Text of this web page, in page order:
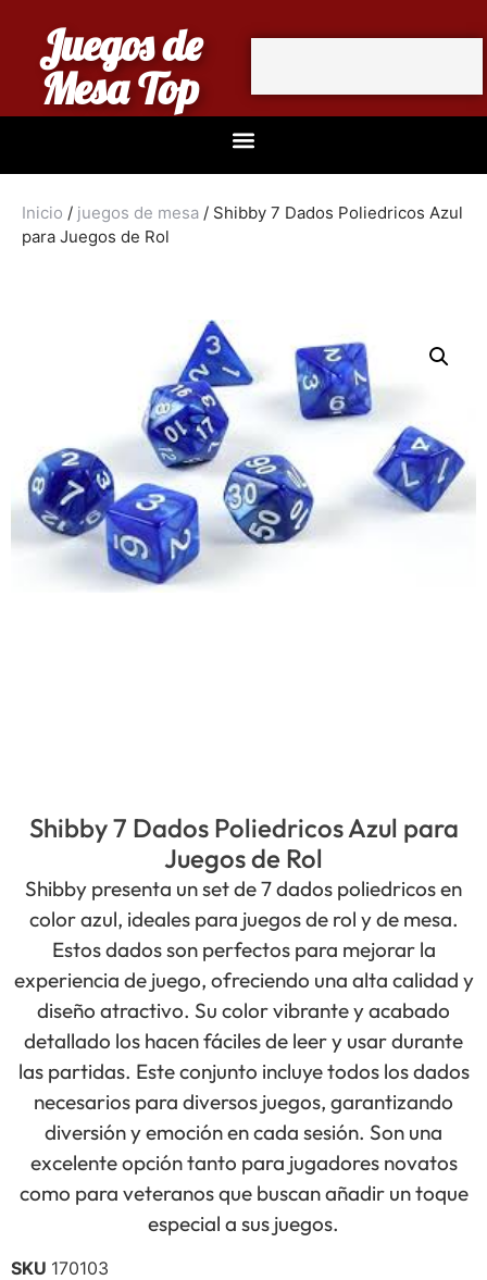
Juegos de
Mesa Top
Inicio / juegos de mesa / Shibby 7 Dados Poliedricos Azul
para Juegos de Rol
Shibby 7 Dados Poliedricos Azul para
Juegos de Rol
Shibby presenta un set de 7 dados poliedricos en
color azul, ideales para juegos de rol y de mesa.
Estos dados son perfectos para mejorar la
experiencia de juego, ofreciendo una alta calidad y
diseño atractivo. Su color vibrante y acabado
detallado los hacen fáciles de leer y usar durante
las partidas. Este conjunto incluye todos los dados
necesarios para diversos juegos, garantizando
diversión y emoción en cada sesión. Son una
excelente opción tanto para jugadores novatos
como para veteranos que buscan añadir un toque
especial a sus juegos.
SKU 170103